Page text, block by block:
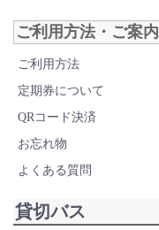
ご利用方法・ご案内
ご利用方法
定期券について
QRコード決済
お忘れ物
よくある質問
貸切バス